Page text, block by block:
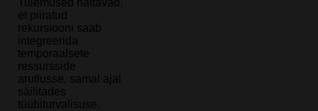
Tulemused näitavad,
et piiratud
rekursiooni saab
integreerida
temporaalsete
ressursside
arutlusse, samal ajal
säilitades
tüübiturvalisuse.